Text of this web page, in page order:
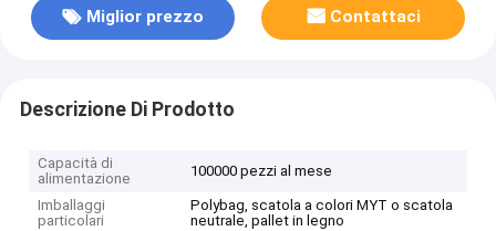
Miglior prezzo Contattaci
Descrizione Di Prodotto
Capacità di
alimentazione
100000 pezzi al mese
Imballaggi
particolari
Polybag, scatola a colori MYT o scatola
neutrale, pallet in legno